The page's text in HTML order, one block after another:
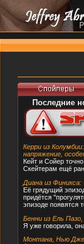
Последние
Керри из
напряжение,
Кейт и Сойер
Скейтерам ещё
Диана из
Её грядущий
придётся
эпизоде появятся
Бенни из Ель
Я уже говорила,
Монтана, Нью